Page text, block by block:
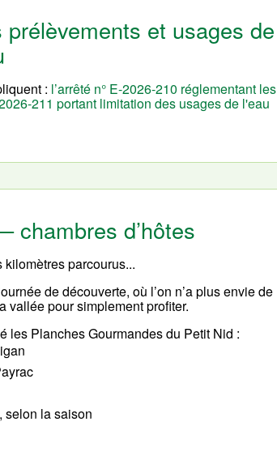
et usages de
: l’arrêté n° E-2026-210 réglementant les
211 portant limitation des usages de l'eau
chambres d’hôtes
parcourus...
de découverte, où l’on n’a plus envie de
vallée pour simplement profiter.
les Planches Gourmandes du Petit Nid :
selon la saison